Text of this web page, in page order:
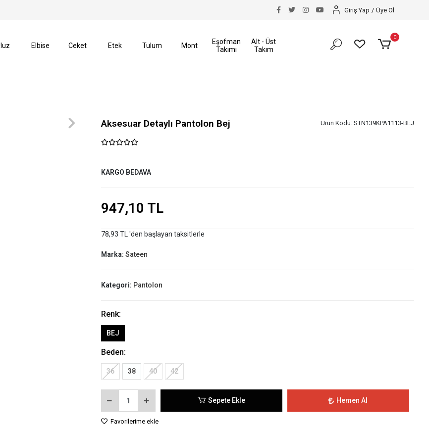
Tüm Alışverişlerinizde Kargo Ücretsiz! 14 Gün
Giriş Yap / Üye Ol
Elbise Ceket Etek Tulum Mont
Eşofman
Takımı
Alt - Üst
Takım
0
Aksesuar Detaylı Pantolon Bej Ürün Kodu: STN139KPA1113-BEJ
KARGO BEDAVA
947,10 TL
78,93 TL 'den başlayan taksitlerle
Marka: Sateen
Kategori: Pantolon
Renk:
BEJ
Beden:
36 38 40 42
Sepete Ekle Hemen Al
Favorilerime ekle